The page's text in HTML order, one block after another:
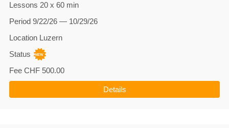
Lessons 20 x 60 min
Period 9/22/26 — 10/29/26
Location Luzern
Status
Fee CHF 500.00
Details